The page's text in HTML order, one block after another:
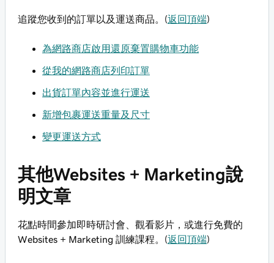
追蹤您收到的訂單以及運送商品。(返回頂端)
為網路商店啟用還原棄置購物車功能
從我的網路商店列印訂單
出貨訂單內容並進行運送
新增包裹運送重量及尺寸
變更運送方式
其他Websites + Marketing說
明文章
花點時間參加即時研討會、觀看影片，或進行免費的
Websites + Marketing 訓練課程。(返回頂端)